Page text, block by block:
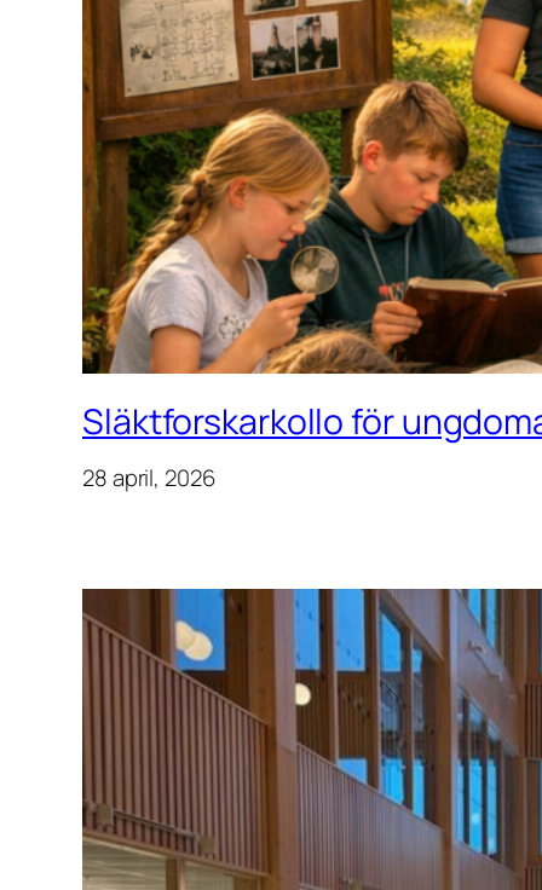
Släktforskarkollo för
28 april, 2026